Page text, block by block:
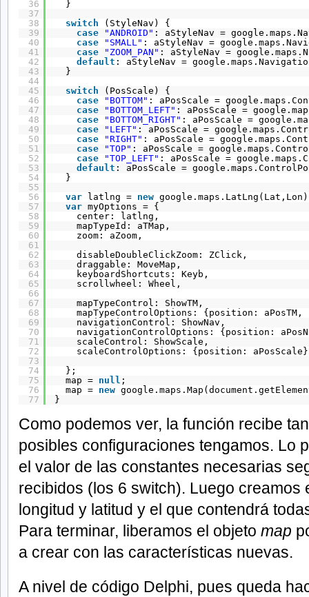
36
37
38
39
40
41
42
43
44
45
46
47
48
49
50
51
52
53
54
55
56
57
58
59
60
61
62
63
64
65
66
67
68
69
70
71
72
73
74
75
76
77
}
switch
(StyleNav) {
case
"ANDROID" : aStyleNav =
case
"SMALL" : aStyleNav =
case
"ZOOM_PAN" : aStyleNav =
default : aStyleNav =
}
switch
(PosScale) {
case
"BOTTOM" : aPosScale =
case
"BOTTOM_LEFT" : aPosScale =
case
"BOTTOM_RIGHT" : aPosScale =
case
"LEFT" : aPosScale =
case
"RIGHT" : aPosScale =
case
"TOP" : aPosScale =
case
"TOP_LEFT" : aPosScale =
default : aPosScale =
}
var
latlng = new
var myOptions = {
center: latlng,
mapTypeId: aTMap,
zoom: aZoom,
disableDoubleClickZoom: ZClick,
draggable: MoveMap,
keyboardShortcuts: Keyb,
scrollwheel: Wheel,
mapTypeControl: ShowTM,
mapTypeControlOptions: {position:
navigationControl: ShowNav,
navigationControlOptions: {position:
scaleControl: ShowScale,
scaleControlOptions: {position:
};
map = null ;
map = new
}
Como podemos ver, la función recibe
posibles configuraciones tengamos. Lo
el valor de las constantes necesarias
recibidos (los 6 switch). Luego creamos
longitud y latitud y el que contendrá
Para terminar, liberamos el objeto map
a crear con las características nuevas.
A nivel de código Delphi, pues queda